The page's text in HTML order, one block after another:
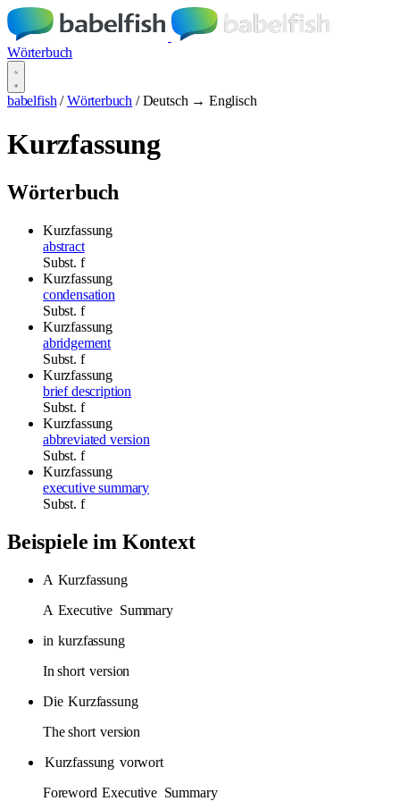
Wörterbuch
babelfish / Wörterbuch / Deutsch → Englisch
Kurzfassung
Wörterbuch
Kurzfassung
abstract
Subst. f
Kurzfassung
condensation
Subst. f
Kurzfassung
abridgement
Subst. f
Kurzfassung
brief description
Subst. f
Kurzfassung
abbreviated version
Subst. f
Kurzfassung
executive summary
Subst. f
Beispiele im Kontext
A Kurzfassung
A Executive Summary
in kurzfassung
In short version
Die Kurzfassung
The short version
Kurzfassung vorwort
Foreword Executive Summary